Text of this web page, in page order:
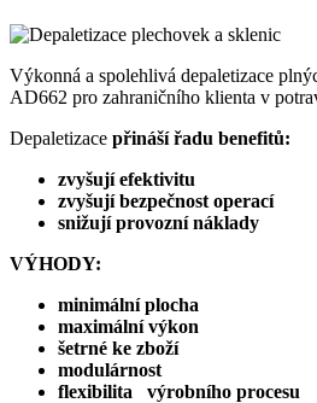
Výkonná a spolehlivá depaletizace
AD662 pro zahraničního klienta v
Depaletizace přináší řadu benefitů:
zvyšují efektivitu
zvyšují bezpečnost operací
snižují provozní náklady
VÝHODY:
minimální plocha
maximální výkon
šetrné ke zboží
modulárnost
flexibilita
výrobního procesu